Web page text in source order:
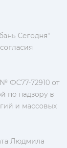
Сегодня"
ФС77-72910 от
по надзору в
и массовых
Людмила